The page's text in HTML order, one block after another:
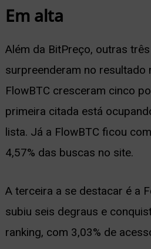
Em alta
Além da BitPreço, outras
surpreenderam no resultado
FlowBTC cresceram cinco
primeira citada está
lista. Já a FlowBTC ficou
4,57% das buscas no site.
A terceira a se destacar é a
subiu seis degraus e
ranking, com 3,03% de